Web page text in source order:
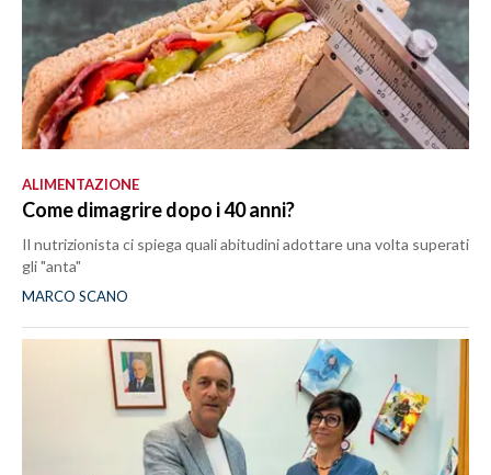
ALIMENTAZIONE
Come dimagrire dopo i 40 anni?
Il nutrizionista ci spiega quali abitudini adottare una volta superati
gli "anta"
MARCO SCANO